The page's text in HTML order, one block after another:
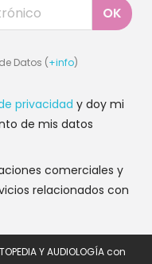
Datos (+info)
privacidad y doy mi
de mis datos
comerciales y
relacionados con
Y AUDIOLOGÍA con